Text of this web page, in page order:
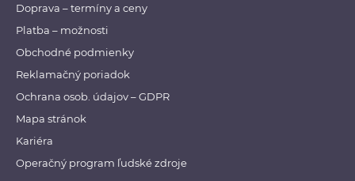
Doprava – termíny a ceny
Platba – možnosti
Obchodné podmienky
Reklamačný poriadok
Ochrana osob. údajov – GDPR
Mapa stránok
Kariéra
Operačný program ľudské zdroje